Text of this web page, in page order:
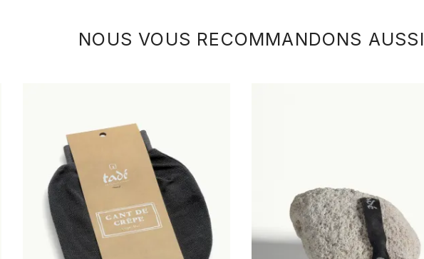
NOUS VOUS RECOMMANDONS AUSSI